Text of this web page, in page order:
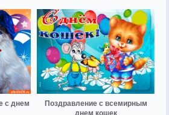
с днем
Поздравление с всемирным
днем кошек